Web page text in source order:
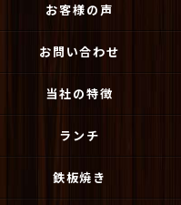
お客様の声
お問い合わせ
当社の特徴
ランチ
鉄板焼き